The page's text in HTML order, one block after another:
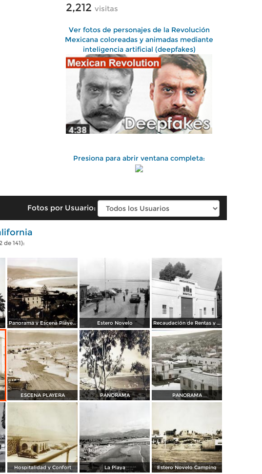
2,212 visitas
Ver fotos de personajes de la Revolución
Mexicana coloreadas y animadas mediante
inteligencia artificial (deepfakes)
Presiona para abrir ventana completa:
Fotos por Usuario:
141):
Panorama y Escena Playera Estero Novelo Recaudación de Rentas y Templo
ESCENA PLAYERA PANORAMA PANORAMA
Hospitalidad y Confort La Playa Estero Novelo Camping